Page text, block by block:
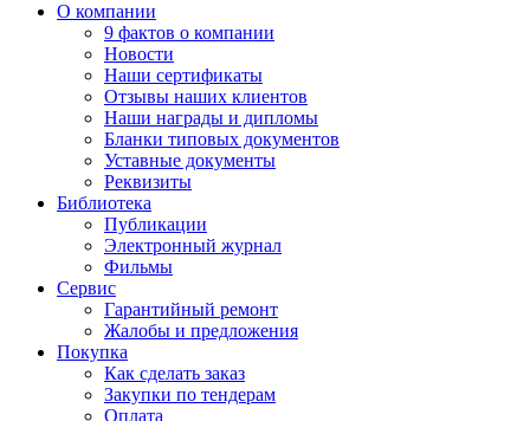
О компании
9 фактов о компании
Новости
Наши сертификаты
Отзывы наших клиентов
Наши награды и дипломы
Бланки типовых документов
Уставные документы
Реквизиты
Библиотека
Публикации
Электронный журнал
Фильмы
Сервис
Гарантийный ремонт
Жалобы и предложения
Покупка
Как сделать заказ
Закупки по тендерам
Оплата